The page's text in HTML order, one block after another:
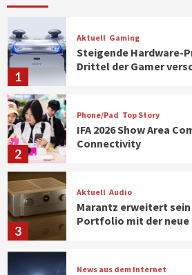
1
Aktuell Gaming
Steigende Hardware-
Drittel der Gamer
2
Phone/Pad Top Story
IFA 2026 Show Area
Connectivity
3
Aktuell Audio
Marantz erweitert
Portfolio mit der neue
News aus dem Internet